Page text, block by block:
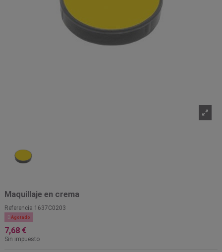
Maquillaje en crema
Referencia 1637C0203
 Agotado
7,68 €
Sin impuesto